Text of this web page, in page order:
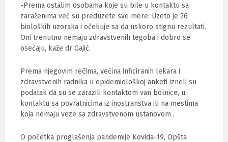
-Prema ostalim osobama koje su bile u kontaktu sa
zaraženima već su preduzete sve mere. Uzeto je 26
bioloških uzoraka i očekuje sa da uskoro stignu rezultati.
Oni trenutno nemaju zdravstvenih tegoba i dobro se
osećaju, kaže dr Gajić.
Prema njegovim rečima, većina inficiranih lekara i
zdravstvenih radnika u epidemiološkoj anketi izneli su
podatak da su se zarazili kontaktom van bolnice, u
kontaktu sa povratnicima iz inostranstva ili na mestima
koja nemaju veze sa zdravstvenom ustanovom .
O početka proglašenja pandemije Kovida-19, Opšta